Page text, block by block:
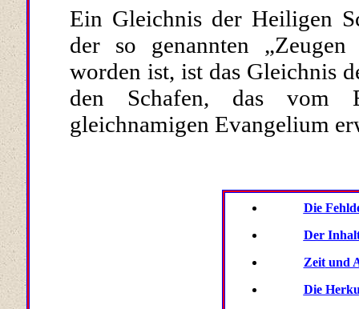
Ein Gleichnis der Heiligen
der so genannten
worden ist, ist das Gleichnis
den Schafen, das vom
gleichnamigen Evangelium
Die
Der Inhalt
Zeitund
Die